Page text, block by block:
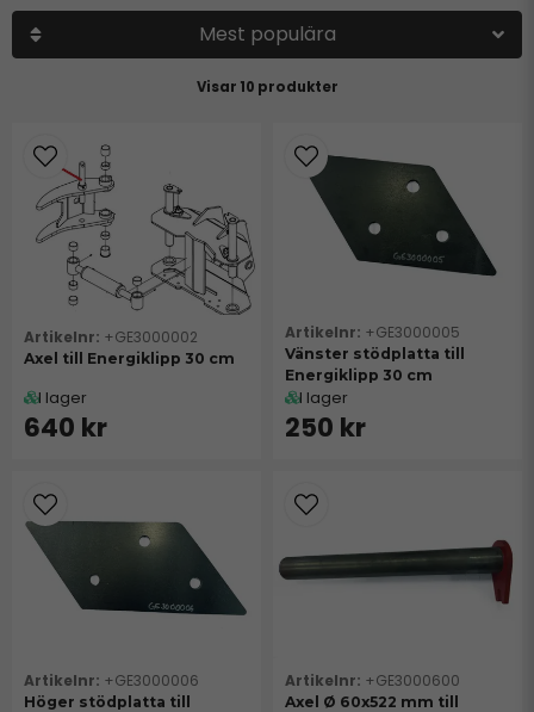
10 produkter
Mest populära
+GE3000002
Axel till Energiklipp 30 cm
I lager
640 kr
+GE3000005
Vänster stödplatta till
Energiklipp 30 cm
I lager
250 kr
+GE3000006
Höger stödplatta till
+GE3000600
Axel Ø 60x522 mm till